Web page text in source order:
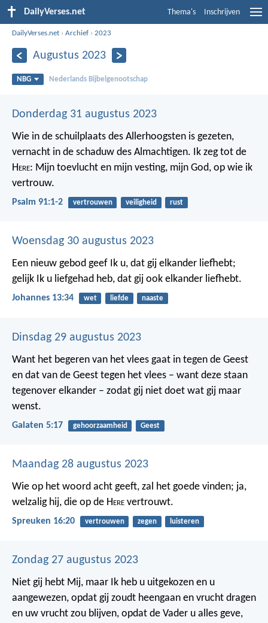
DailyVerses.net Thema's Inschrijven
DailyVerses.net ›Archief ›2023
Augustus 2023
NBG Nederlands Bijbelgenootschap
Donderdag 31 augustus 2023
Wie in de schuilplaats des Allerhoogsten is gezeten,
vernacht in de schaduw des Almachtigen. Ik zeg tot de
Here: Mijn toevlucht en mijn vesting, mijn God, op wie ik
vertrouw.
Psalm 91:1-2 vertrouwen veiligheid rust
Woensdag 30 augustus 2023
Een nieuw gebod geef Ik u, dat gij elkander liefhebt;
gelijk Ik u liefgehad heb, dat gij ook elkander liefhebt.
Johannes 13:34 wet liefde naaste
Dinsdag 29 augustus 2023
Want het begeren van het vlees gaat in tegen de Geest
en dat van de Geest tegen het vlees – want deze staan
tegenover elkander – zodat gij niet doet wat gij maar
wenst.
Galaten 5:17 gehoorzaamheid Geest
Maandag 28 augustus 2023
Wie op het woord acht geeft, zal het goede vinden; ja,
welzalig hij, die op de Here vertrouwt.
Spreuken 16:20 vertrouwen zegen luisteren
Zondag 27 augustus 2023
Niet gij hebt Mij, maar Ik heb u uitgekozen en u
aangewezen, opdat gij zoudt heengaan en vrucht dragen
en uw vrucht zou blijven, opdat de Vader u alles geve,